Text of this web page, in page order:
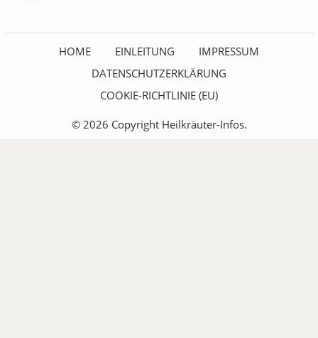
HOME EINLEITUNG
IMPRESSUM
DATENSCHUTZERKLÄRUNG
COOKIE-RICHTLINIE (EU)
© 2026 Copyright Heilkräuter-Infos.